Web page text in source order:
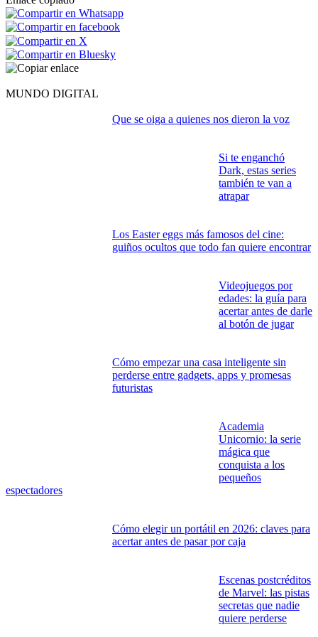
MUNDO DIGITAL
Que se oiga a quienes nos dieron la voz
Si te enganchó
Dark, estas series
también te van a
atrapar
Los Easter eggs más famosos del cine:
guiños ocultos que todo fan quiere encontrar
Videojuegos por
edades: la guía para
acertar antes de darle
al botón de jugar
Cómo empezar una casa inteligente sin
perderse entre gadgets, apps y promesas
futuristas
Academia
Unicornio: la serie
mágica que
conquista a los
pequeños
espectadores
Cómo elegir un portátil en 2026: claves para
acertar antes de pasar por caja
Escenas postcréditos
de Marvel: las pistas
secretas que nadie
quiere perderse